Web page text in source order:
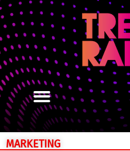
MARKETING